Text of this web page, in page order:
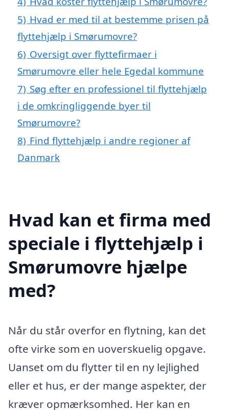
5) Hvad er med til at bestemme prisen på
flyttehjælp i Smørumovre?
6) Oversigt over flyttefirmaer i
Smørumovre eller hele Egedal kommune
7) Søg efter en professionel til flyttehjælp
i de omkringliggende byer til
Smørumovre?
8) Find flyttehjælp i andre regioner af
Danmark
Hvad kan et firma med
speciale i flyttehjælp i
Smørumovre hjælpe
med?
Når du står overfor en flytning, kan det
ofte virke som en uoverskuelig opgave.
Uanset om du flytter til en ny lejlighed
eller et hus, er der mange aspekter, der
kræver opmærksomhed. Her kan en